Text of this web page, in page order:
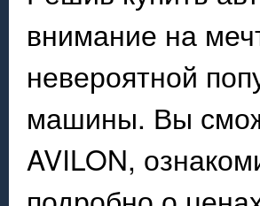
внимание на
невероятной
машины. Вы
AVILON,